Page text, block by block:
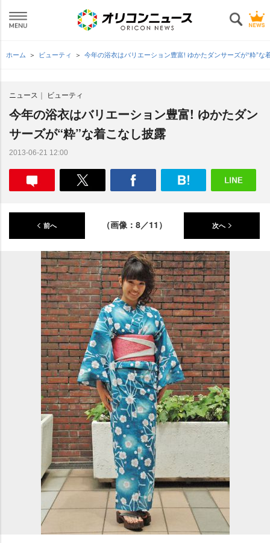
ホーム ビューティ 今年の浴衣はバリエーション豊富! ゆかたダンサーズが“粋”な
ニュース ビューティ
今年の浴衣はバリエーション豊富! ゆかたダン
サーズが“粋”な着こなし披露
2013-06-21 12:00
前へ （画像：8／11） 次へ